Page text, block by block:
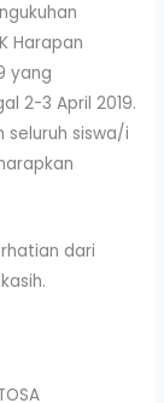
Harapan
yang
2-3 April 2019.
siswa/i
dari